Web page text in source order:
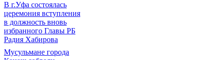
В г.Уфа состоялась
церемония вступления
в должность вновь
избранного Главы РБ
Радия Хабирова
Мусульмане города